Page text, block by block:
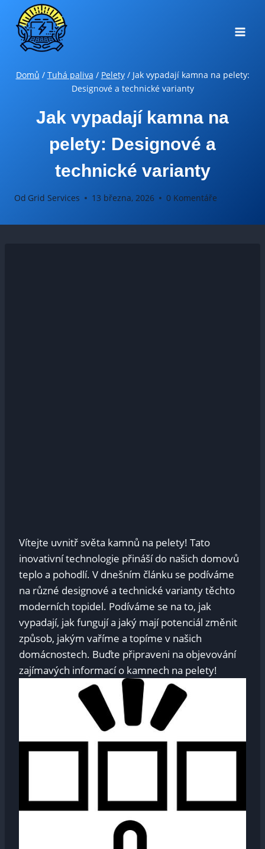
Přeskočit
obsah
Domů / Tuhá paliva / Pelety / Jak vypadají kamna na pelety:
Designové a technické varianty
Jak vypadají kamna na
pelety: Designové a
technické varianty
Od Grid Services 13 března, 2026 0 Komentáře
Vítejte uvnitř světa kamnů na pelety! Tato
inovativní technologie přináší do našich domovů
teplo a pohodlí. V dnešním článku se podíváme
na různé designové a technické varianty těchto
moderních topidel. Podíváme se na to, jak
vypadají, jak fungují a jaký mají potenciál změnit
způsob, jakým vaříme a topíme v našich
domácnostech. Buďte připraveni na objevování
zajímavých informací o kamnech na pelety!